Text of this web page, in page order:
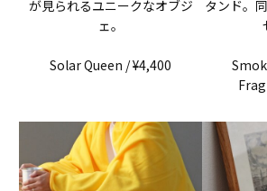
が見られるユニークなオブジ
ェ。
Solar Queen / ¥4,400
タンド。